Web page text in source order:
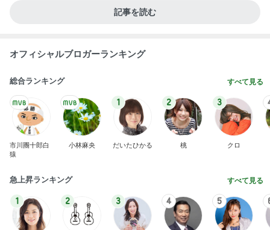
記事を読む
オフィシャルブロガーランキング
総合ランキング すべて見る
市川團十郎白
猿
小林麻央
1
だいたひかる
2
桃
3
クロ
急上昇ランキング すべて見る
1 2 3 4 5